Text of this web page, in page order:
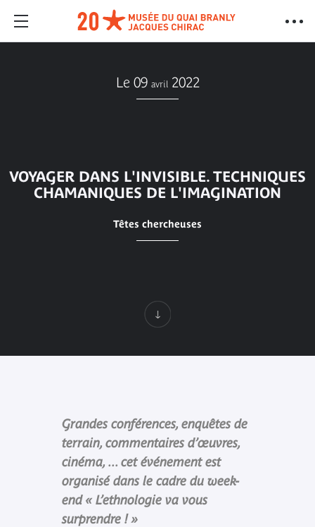
Le 09 avril 2022
VOYAGER DANS L'INVISIBLE. TECHNIQUES
CHAMANIQUES DE L'IMAGINATION
Têtes chercheuses
Grandes conférences, enquêtes de
terrain, commentaires d’œuvres,
cinéma, ... cet événement est
organisé dans le cadre du week-
end « L’ethnologie va vous
surprendre ! »